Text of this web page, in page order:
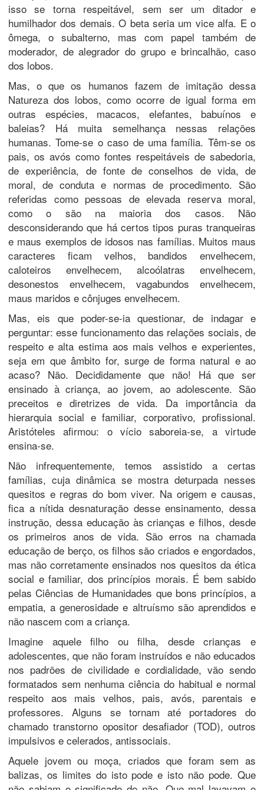
isso se torna respeitável, sem ser um ditador e
humilhador dos demais. O beta seria um vice alfa. E o
ômega, o subalterno, mas com papel também de
moderador, de alegrador do grupo e brincalhão, caso
dos lobos.
Mas, o que os humanos fazem de imitação dessa
Natureza dos lobos, como ocorre de igual forma em
outras espécies, macacos, elefantes, babuínos e
baleias? Há muita semelhança nessas relações
humanas. Tome-se o caso de uma família. Têm-se os
pais, os avós como fontes respeitáveis de sabedoria,
de experiência, de fonte de conselhos de vida, de
moral, de conduta e normas de procedimento. São
referidas como pessoas de elevada reserva moral,
como o são na maioria dos casos. Não
desconsiderando que há certos tipos puras tranqueiras
e maus exemplos de idosos nas famílias. Muitos maus
caracteres ficam velhos, bandidos envelhecem,
caloteiros envelhecem, alcoólatras envelhecem,
desonestos envelhecem, vagabundos envelhecem,
maus maridos e cônjuges envelhecem.
Mas, eis que poder-se-ia questionar, de indagar e
perguntar: esse funcionamento das relações sociais, de
respeito e alta estima aos mais velhos e experientes,
seja em que âmbito for, surge de forma natural e ao
acaso? Não. Decididamente que não! Há que ser
ensinado à criança, ao jovem, ao adolescente. São
preceitos e diretrizes de vida. Da importância da
hierarquia social e familiar, corporativo, profissional.
Aristóteles afirmou: o vício saboreia-se, a virtude
ensina-se.
Não infrequentemente, temos assistido a certas
famílias, cuja dinâmica se mostra deturpada nesses
quesitos e regras do bom viver. Na origem e causas,
fica a nítida desnaturação desse ensinamento, dessa
instrução, dessa educação às crianças e filhos, desde
os primeiros anos de vida. São erros na chamada
educação de berço, os filhos são criados e engordados,
mas não corretamente ensinados nos quesitos da ética
social e familiar, dos princípios morais. É bem sabido
pelas Ciências de Humanidades que bons princípios, a
empatia, a generosidade e altruísmo são aprendidos e
não nascem com a criança.
Imagine aquele filho ou filha, desde crianças e
adolescentes, que não foram instruídos e não educados
nos padrões de civilidade e cordialidade, vão sendo
formatados sem nenhuma ciência do habitual e normal
respeito aos mais velhos, pais, avós, parentais e
professores. Alguns se tornam até portadores do
chamado transtorno opositor desafiador (TOD), outros
impulsivos e celerados, antissociais.
Aquele jovem ou moça, criados que foram sem as
balizas, os limites do isto pode e isto não pode. Que